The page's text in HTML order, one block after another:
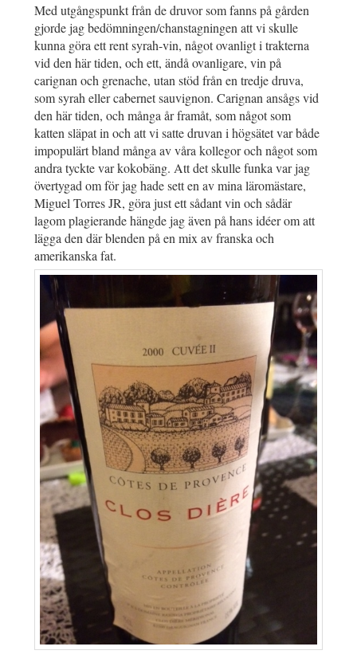
Med utgångspunkt från de druvor som fanns på gården
gjorde jag bedömningen/chanstagningen att vi skulle
kunna göra ett rent syrah-vin, något ovanligt i trakterna
vid den här tiden, och ett, ändå ovanligare, vin på
carignan och grenache, utan stöd från en tredje druva,
som syrah eller cabernet sauvignon. Carignan ansågs vid
den här tiden, och många år framåt, som något som
katten släpat in och att vi satte druvan i högsätet var både
impopulärt bland många av våra kollegor och något som
andra tyckte var kokobäng. Att det skulle funka var jag
övertygad om för jag hade sett en av mina läromästare,
Miguel Torres JR, göra just ett sådant vin och sådär
lagom plagierande hängde jag även på hans idéer om att
lägga den där blenden på en mix av franska och
amerikanska fat.